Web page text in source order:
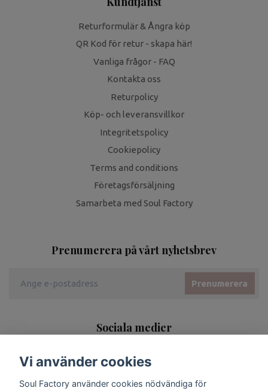
Returformulär & Ångra köp
QR Kod för retur - skapa här!
Vanliga frågor - FAQ
Kontakta oss
Returpolicy
Köp- och leveransvillkor
Integritetspolicy
Cookiepolicy
Terms and conditions
Företagsförsäljning
Samarbeta med Soul Factory
Prenumerera på vårt nyhetsbrev
Prenumerera
Sociala medier
Vi använder cookies
Soul Factory använder cookies nödvändiga för